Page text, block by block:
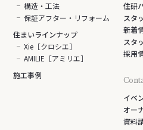
構造・工法
保証アフター・リフォーム
住まいラインナップ
Xie［クロシエ］
AMILIE［アミリエ］
施工事例
住研
スタ
新着
スタ
採用
イベ
オー
資料